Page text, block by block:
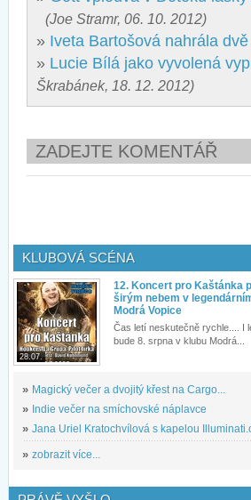
(Joe Stramr, 06. 10. 2012)
» Iveta Bartošová nahrála
» Lucie Bílá jako vyvolená
Škrabánek, 18. 12. 2012)
ZADEJTE KOMENTÁŘ
KLUBOVÁ SCÉNA
28.07.
12. Koncert pro Kaštánka
širým nebem v
Modrá Vopice
Čas letí neskutečně rychle.... I
bude 8. srpna v klubu Modrá...
» Magický večer a dvojitý křest na Cargo...
» Indie večer na smíchovské náplavce
» Jana Uriel Kratochvílová s kapelou
» zobrazit více...